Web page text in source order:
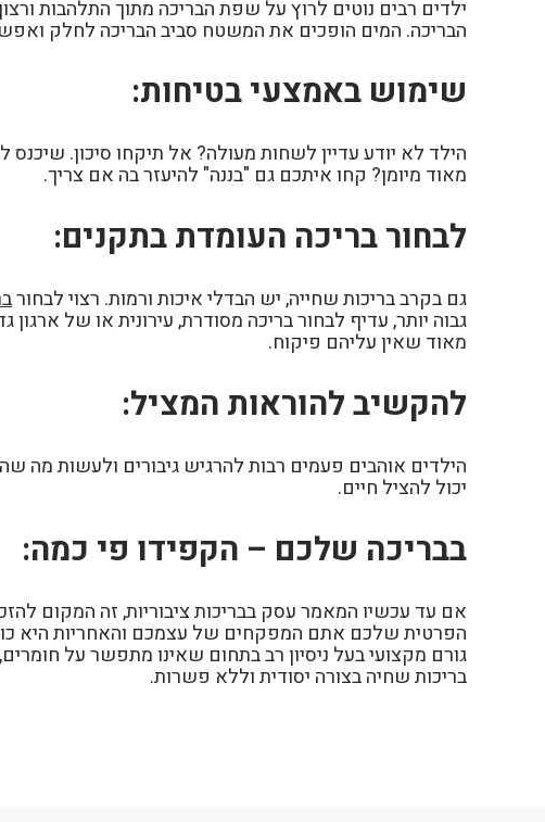
ילדים רבים נוטים לרוץ על שפת הבריכה מתוך התלהבות
הבריכה. המים הופכים את המשטח סביב הבריכה לחלק
שימוש באמצעי בטיחות:
הילד לא יודע עדיין לשחות מעולה? אל תיקחו סיכון.
מאוד מיומן? קחו איתכם גם "בננה" להיעזר בה אם צריך.
לבחור בריכה העומדת בתקנים:
גם בקרב בריכות שחייה, יש הבדלי איכות ורמות. רצוי לבחור
גבוה יותר, עדיף לבחור בריכה מסודרת, עירונית או של
מאוד שאין עליהם פיקוח.
להקשיב להוראות המציל:
הילדים אוהבים פעמים רבות להרגיש גיבורים ולעשות מה
יכול להציל חיים.
בבריכה שלכם – הקפידו פי כמה:
אם עד עכשיו המאמר עסק בבריכות ציבוריות, זה המקום
הפרטית שלכם אתם המפקחים של עצמכם והאחריות היא
גורם מקצועי בעל ניסיון רב בתחום שאינו מתפשר על
בריכות שחיה בצורה יסודית וללא פשרות.